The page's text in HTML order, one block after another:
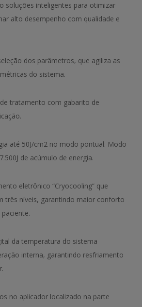
soluções inteligentes para otimizar
alto desempenho com qualidade e
dos parâmetros, que agiliza as
do sistema.
tratamento com gabarito de
até 50J/cm2 no modo pontual. Modo
de acúmulo de energia.
eletrônico “Cryocooling” que
três níveis, garantindo maior conforto
da temperatura do sistema
interna, garantindo resfriamento
no aplicador localizado na parte